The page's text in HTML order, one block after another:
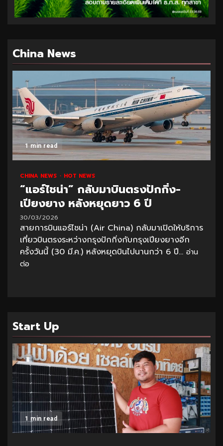
China News
1 min read
CHINA NEWS HOT NEWS
“แอร์ไชน่า” กลับมาบินตรงปักกิ่ง-
เปียงยาง หลังหยุดยาว 6 ปี
30/03/2026
สายการบินแอร์ไชน่า (Air China) กลับมาเปิดให้บริการ
เที่ยวบินตรงระหว่างกรุงปักกิ่งกับกรุงเปียงยางอีก
ครั้งวันนี้ (30 มี.ค.) หลังหยุดบินไปนานกว่า 6 ปี... อ่าน
ต่อ
Start Up
1 min read